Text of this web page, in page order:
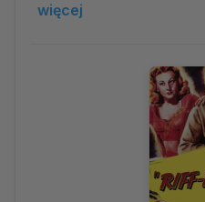
więcej